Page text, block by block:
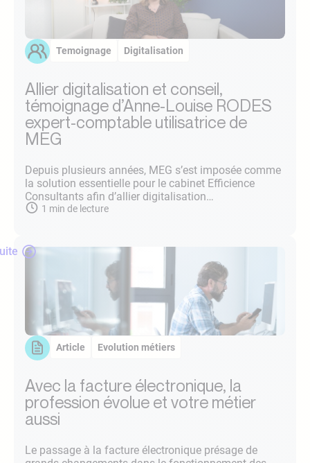
Temoignage Digitalisation
Allier digitalisation et conseil,
témoignage d’Anne-Louise RODES
expert-comptable utilisatrice de
MEG
Depuis plusieurs années, MEG s’est imposée comme
la solution essentielle pour le cabinet Efficience
Consultants afin d’allier digitalisation…
1 min de lecture
Article Evolution métiers
Avec la facture électronique, la
profession évolue et votre métier
aussi
Le passage à la facture électronique présage de